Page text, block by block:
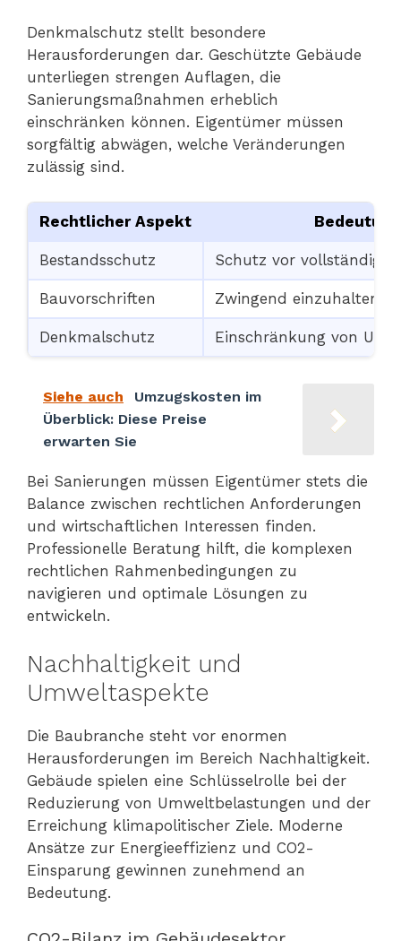
Denkmalschutz stellt besondere
Herausforderungen dar. Geschützte Gebäude
unterliegen strengen Auflagen, die
Sanierungsmaßnahmen erheblich
einschränken können. Eigentümer müssen
sorgfältig abwägen, welche Veränderungen
zulässig sind.
Rechtlicher Aspekt
Bestandsschutz Schutz vor
Bauvorschriften Zwingend
Denkmalschutz Einschränkung von
Siehe auch
Umzugskosten im
Überblick: Diese Preise
erwarten Sie
Bei Sanierungen müssen Eigentümer stets die
Balance zwischen rechtlichen Anforderungen
und wirtschaftlichen Interessen finden.
Professionelle Beratung hilft, die komplexen
rechtlichen Rahmenbedingungen zu
navigieren und optimale Lösungen zu
entwickeln.
Nachhaltigkeit und
Umweltaspekte
Die Baubranche steht vor enormen
Herausforderungen im Bereich Nachhaltigkeit.
Gebäude spielen eine Schlüsselrolle bei der
Reduzierung von Umweltbelastungen und der
Erreichung klimapolitischer Ziele. Moderne
Ansätze zur Energieeffizienz und CO2-
Einsparung gewinnen zunehmend an
Bedeutung.